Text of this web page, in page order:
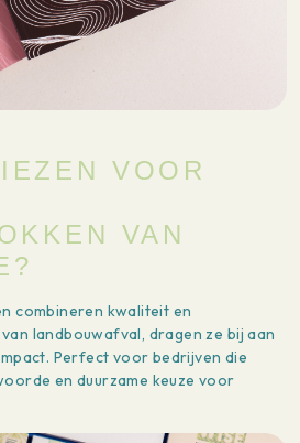
VOOR
VAN
combineren kwaliteit en
landbouwafval, dragen ze bij aan
Perfect voor bedrijven die
en duurzame keuze voor